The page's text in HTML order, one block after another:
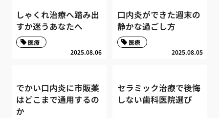
しゃくれ治療へ踏み出
すか迷うあなたへ
2025.08.06
医療
口内炎ができた週末の
静かな過ごし方
2025.08.05
医療
でかい口内炎に市販薬
はどこまで通用するの
か
セラミック治療で後悔
しない歯科医院選び